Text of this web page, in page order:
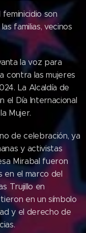
son
familias, vecinos
la voz para
contra las mujeres
La Alcaldía de
el Día Internacional
Mujer.
de celebración, ya
y activistas
Mirabal fueron
en el marco del
Trujillo en
en un símbolo
y el derecho de